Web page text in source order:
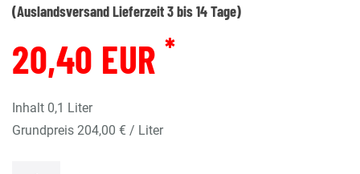
(Auslandsversand Lieferzeit 3 bis 14 Tage)
20,40 EUR *
Inhalt 0,1 Liter
Grundpreis 204,00 € / Liter